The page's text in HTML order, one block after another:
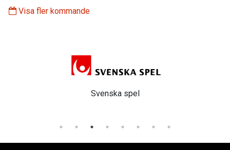
Visa fler kommande
Svenska spel